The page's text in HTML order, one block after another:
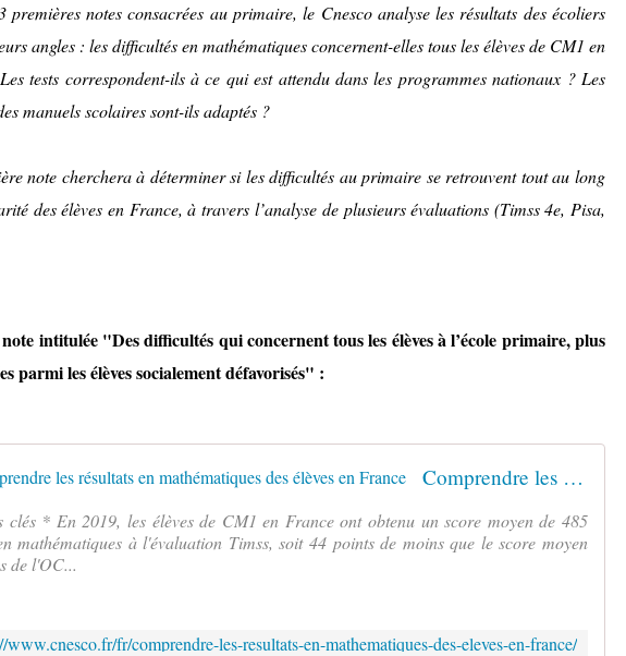
premières notes consacrées au primaire, le Cnesco analyse les résultats des écoliers
angles : les difficultés en mathématiques concernent-elles tous les élèves de CM1 en
tests correspondent-ils à ce qui est attendu dans les programmes nationaux ? Les
manuels scolaires sont-ils adaptés ?
note cherchera à déterminer si les difficultés au primaire se retrouvent tout au long
des élèves en France, à travers l’analyse de plusieurs évaluations (Timss 4e, Pisa,
intitulée "Des difficultés qui concernent tous les élèves à l’école primaire, plus
parmi les élèves socialement défavorisés" :
Comprendre les résultats en mathématiques des élèves en France
clés * En 2019, les élèves de CM1 en France ont obtenu un score moyen de 485
mathématiques à l'évaluation Timss, soit 44 points de moins que le score moyen
de l'OC...
www.cnesco.fr/fr/comprendre-les-resultats-en-mathematiques-des-eleves-en-france/